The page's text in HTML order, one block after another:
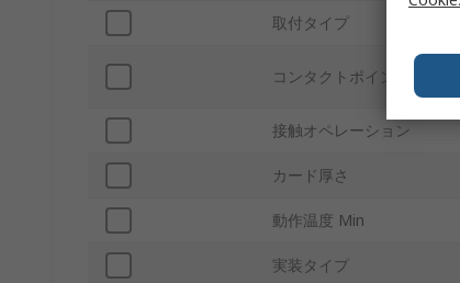
取付タイプ
コンタクトポイント材質
接触オペレーション
カード厚さ
動作温度 Min
実装タイプ